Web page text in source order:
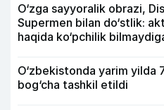
O‘zga sayyoralik obrazi,
Supermen bilan do‘stlik:
haqida ko‘pchilik
O‘zbekistonda yarim
bog‘cha tashkil etildi